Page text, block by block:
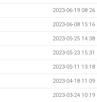
2023-06-19 08:26
2023-06-08 15:16
2023-05-25 14:38
2023-05-23 15:31
2023-05-11 13:18
2023-04-18 11:09
2023-03-24 10:19